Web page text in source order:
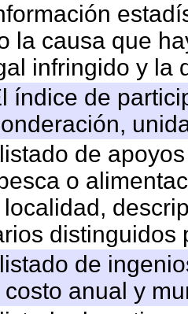
la causa que
infringido y la
índice de
de
o
distinguidos
de
anual y